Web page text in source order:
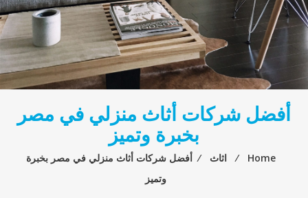
أفضل شركات أثاث منزلي في مصر
بخبرة وتميز
Home
⁄ اثاث ⁄ أفضل شركات أثاث منزلي في مصر بخبرة
وتميز